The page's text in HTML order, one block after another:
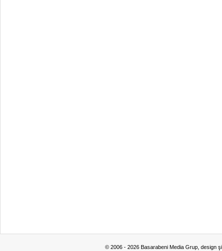
© 2006 - 2026 Basarabeni Media Grup, design